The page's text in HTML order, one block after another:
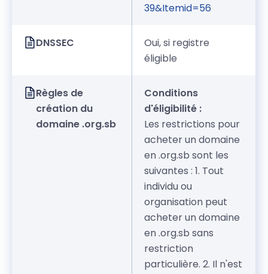
39&Itemid=56
DNSSEC
Oui, si registre
éligible
Règles de
création du
domaine .org.sb
Conditions
d'éligibilité :
Les restrictions pour
acheter un domaine
en .org.sb sont les
suivantes : 1. Tout
individu ou
organisation peut
acheter un domaine
en .org.sb sans
restriction
particulière. 2. Il n'est